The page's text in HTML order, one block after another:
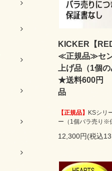
KICKER【
≪正規品≫セ
上げ品（1個
★送料600円
品
【正規品】
KSシリ
ー（1個バラ売り※
12,300円(税込